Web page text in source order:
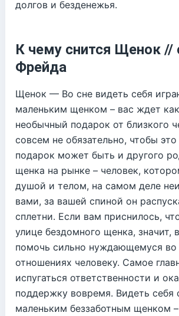
долгов и безденежья.
К чему снится Щенок //
Фрейда
Щенок — Во сне видеть себя
маленьким щенком – вас ждет
необычный подарок от близкого
совсем не обязательно, чтобы
подарок может быть и другого
щенка на рынке – человек,
душой и телом, на самом деле
вами, за вашей спиной он
сплетни. Если вам приснилось,
улице бездомного щенка, значит,
помочь сильно нуждающемуся во
отношениях человеку. Самое
испугаться ответственности и
поддержку вовремя. Видеть себя
маленьким беззаботным щенком